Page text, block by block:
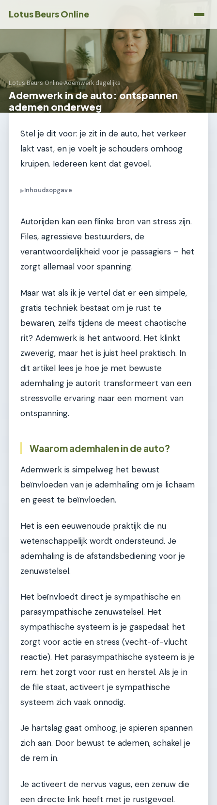
Lotus Beurs Online
Lotus Beurs Online›Ademwerk dagelijks
Ademwerk in de auto: ontspannen
ademen onderweg
Stel je dit voor: je zit in de auto, het verkeer
lakt vast, en je voelt je schouders omhoog
kruipen. Iedereen kent dat gevoel.
▶Inhoudsopgave
Autorijden kan een flinke bron van stress zijn.
Files, agressieve bestuurders, de
verantwoordelijkheid voor je passagiers – het
zorgt allemaal voor spanning.
Maar wat als ik je vertel dat er een simpele,
gratis techniek bestaat om je rust te
bewaren, zelfs tijdens de meest chaotische
rit? Ademwerk is het antwoord. Het klinkt
zweverig, maar het is juist heel praktisch. In
dit artikel lees je hoe je met bewuste
ademhaling je autorit transformeert van een
stressvolle ervaring naar een moment van
ontspanning.
Waarom ademhalen in de auto?
Ademwerk is simpelweg het bewust
beïnvloeden van je ademhaling om je lichaam
en geest te beïnvloeden.
Het is een eeuwenoude praktijk die nu
wetenschappelijk wordt ondersteund. Je
ademhaling is de afstandsbediening voor je
zenuwstelsel.
Het beïnvloedt direct je sympathische en
parasympathische zenuwstelsel. Het
sympathische systeem is je gaspedaal: het
zorgt voor actie en stress (vecht-of-vlucht
reactie). Het parasympathische systeem is je
rem: het zorgt voor rust en herstel. Als je in
de file staat, activeert je sympathische
systeem zich vaak onnodig.
Je hartslag gaat omhoog, je spieren spannen
zich aan. Door bewust te ademen, schakel je
de rem in.
Je activeert de nervus vagus, een zenuw die
een directe link heeft met je rustgevoel.